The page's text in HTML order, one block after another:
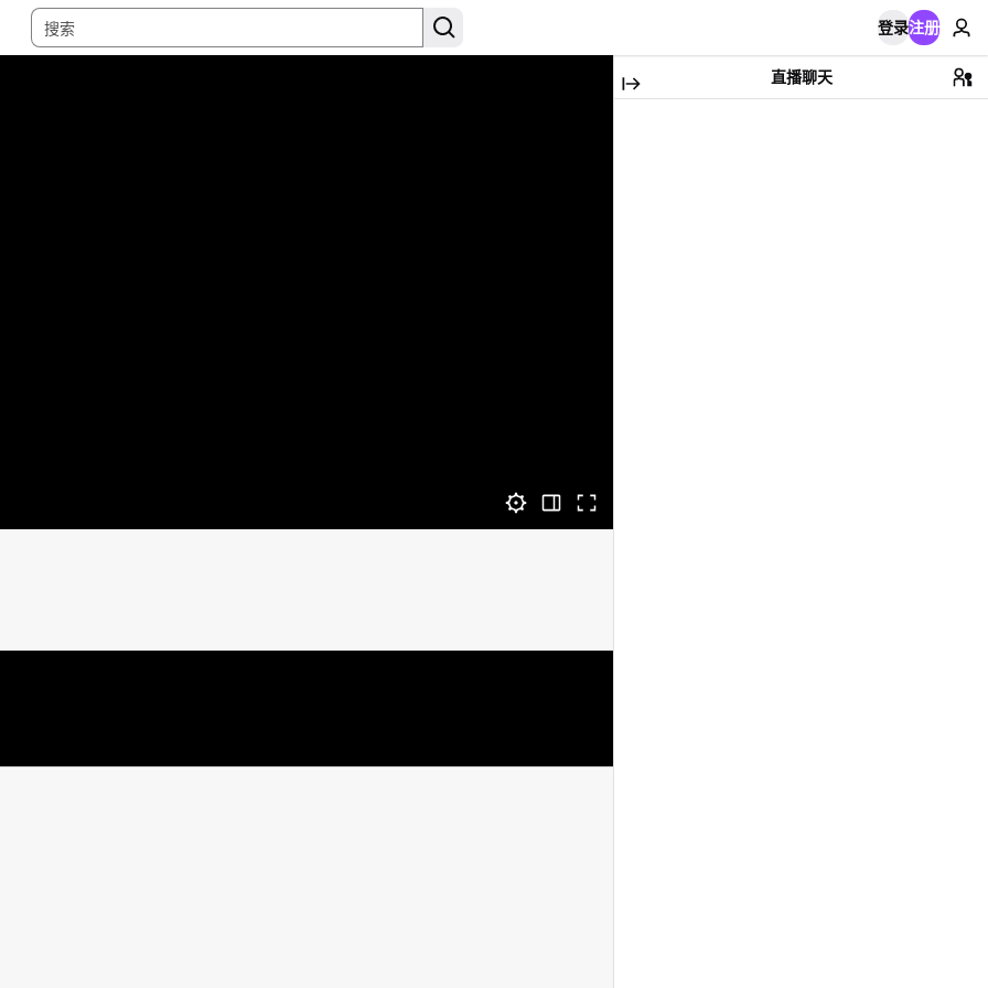
登录注册
直播聊天